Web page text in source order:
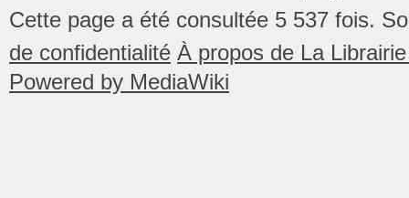
Cette page a été consultée 5 537 fois.
de confidentialité À propos de La
Powered by MediaWiki